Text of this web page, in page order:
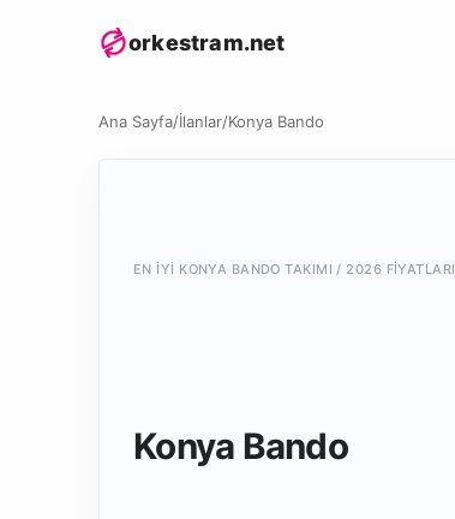
orkestram.net
Ana Sayfa/İlanlar/Konya Bando
EN İYI KONYA BANDO TAKIMI / 2026 FIYATLARI
Konya Bando